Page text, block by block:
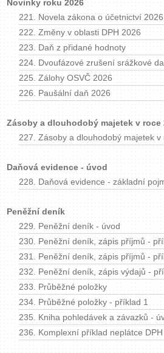
Novinky roku 2026
221. Novela zákona o účetnictví 2026
222. Změny v oblasti DPH 2026
223. Daň z přidané hodnoty
224. Dvoufázové zrušení srážkové
225. Zálohy OSVČ 2026
226. Paušální daň 2026
Zásoby a dlouhodobý majetek v roce
227. Zásoby a dlouhodobý majetek v
Daňová evidence - úvod
228. Daňová evidence - základní
Peněžní deník
229. Peněžní deník - úvod
230. Peněžní deník, zápis příjmů -
231. Peněžní deník, zápis příjmů -
232. Peněžní deník, zápis výdajů -
233. Průběžné položky
234. Průběžné položky - příklad 1
235. Kniha pohledávek a závazků -
236. Komplexní příklad neplátce DPH